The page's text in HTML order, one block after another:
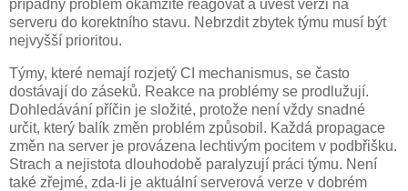
případný problém okamžitě reagovat a uvést verzi na
serveru do korektního stavu. Nebrzdit zbytek týmu musí být
nejvyšší prioritou.
Týmy, které nemají rozjetý CI mechanismus, se často
dostávají do záseků. Reakce na problémy se prodlužují.
Dohledávání příčin je složité, protože není vždy snadné
určit, který balík změn problém způsobil. Každá propagace
změn na server je provázena lechtivým pocitem v podbřišku.
Strach a nejistota dlouhodobě paralyzují práci týmu. Není
také zřejmé, zda-li je aktuální serverová verze v dobrém